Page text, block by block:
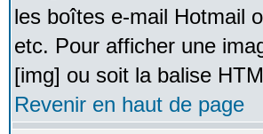
les boîtes e-mail Hotmail
etc. Pour afficher une
[img] ou soit la balise
Revenir en haut de page